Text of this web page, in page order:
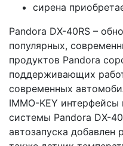
сирена
Pandora DX-40RS –
популярных,
продуктов Pandora
поддерживающих
современных
IMMO-KEY интерфейсы
системы Pandora DX-
автозапуска добавлен